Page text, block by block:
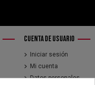
CUENTA DE USUARIO
Iniciar sesión
Mi cuenta
Datos personales